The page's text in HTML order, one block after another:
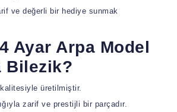
ve değerli bir hediye sunmak
Ayar Arpa Model
Bilezik?
kalitesiyle üretilmiştir.
zarif ve prestijli bir parçadır.